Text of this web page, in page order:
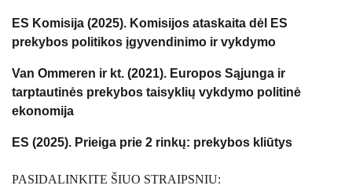
ES Komisija (2025). Komisijos ataskaita dėl ES
prekybos politikos įgyvendinimo ir vykdymo
Van Ommeren ir kt. (2021). Europos Sąjunga ir
tarptautinės prekybos taisyklių vykdymo politinė
ekonomija
ES (2025). Prieiga prie 2 rinkų: prekybos kliūtys
PASIDALINKITE ŠIUO STRAIPSNIU: